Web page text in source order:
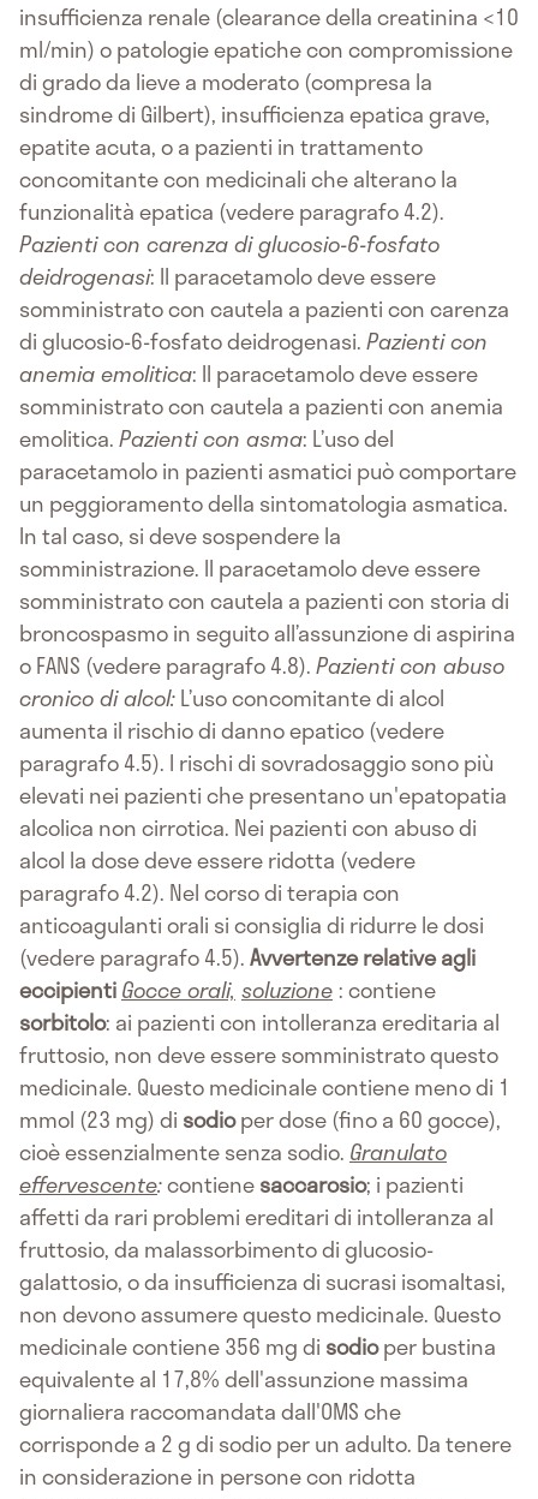
insufficienza renale (clearance della creatinina <10
ml/min) o patologie epatiche con compromissione
di grado da lieve a moderato (compresa la
sindrome di Gilbert), insufficienza epatica grave,
epatite acuta, o a pazienti in trattamento
concomitante con medicinali che alterano la
funzionalità epatica (vedere paragrafo 4.2).
Pazienti con carenza di glucosio-6-fosfato
deidrogenasi: Il paracetamolo deve essere
somministrato con cautela a pazienti con carenza
di glucosio-6-fosfato deidrogenasi.Pazienti con
anemia emolitica: Il paracetamolo deve essere
somministrato con cautela a pazienti con anemia
emolitica.Pazienti con asma: L’uso del
paracetamolo in pazienti asmatici può comportare
un peggioramento della sintomatologia asmatica.
In tal caso, si deve sospendere la
somministrazione. Il paracetamolo deve essere
somministrato con cautela a pazienti con storia di
broncospasmo in seguito all’assunzione di aspirina
o FANS (vedere paragrafo 4.8).Pazienti con abuso
cronico di alcol:L’uso concomitante di alcol
aumenta il rischio di danno epatico (vedere
paragrafo 4.5). I rischi di sovradosaggio sono più
elevati nei pazienti che presentano un'epatopatia
alcolica non cirrotica. Nei pazienti con abuso di
alcol la dose deve essere ridotta (vedere
paragrafo 4.2). Nel corso di terapia con
anticoagulanti orali si consiglia di ridurre le dosi
(vedere paragrafo 4.5).Avvertenze relative agli
eccipientiGocce orali, soluzione : contiene
sorbitolo: ai pazienti con intolleranza ereditaria al
fruttosio, non deve essere somministrato questo
medicinale. Questo medicinale contiene meno di 1
mmol (23 mg) di sodioper dose (fino a 60 gocce),
cioè essenzialmente senza sodio. Granulato
effervescente:contienesaccarosio; i pazienti
affetti da rari problemi ereditari di intolleranza al
fruttosio, da malassorbimento di glucosio-
galattosio, o da insufficienza di sucrasi isomaltasi,
non devono assumere questo medicinale. Questo
medicinale contiene 356 mg di sodioper bustina
equivalente al 17,8% dell'assunzione massima
giornaliera raccomandata dall'OMS che
corrisponde a 2 g di sodio per un adulto. Da tenere
in considerazione in persone con ridotta